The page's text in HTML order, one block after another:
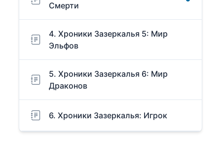
Смерти
4. Хроники Зазеркалья 5: Мир
Эльфов
5. Хроники Зазеркалья 6: Мир
Драконов
6. Хроники Зазеркалья: Игрок